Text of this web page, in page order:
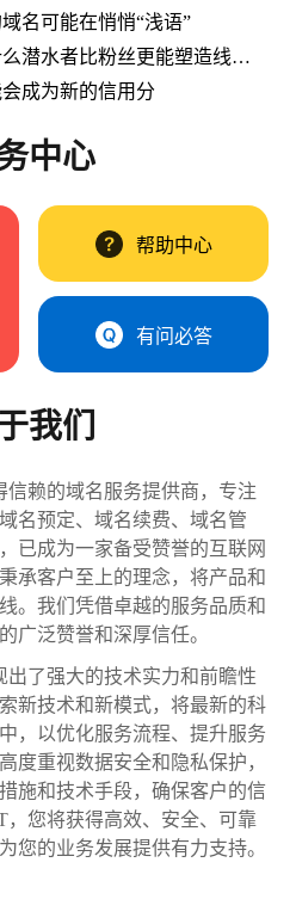
名可能在悄悄“浅语”
[09-03] 沉默的观众：为什么潜水者比粉丝更能塑造线上影响力
成为新的信用分
中心
帮助中心
有问必答
我们
信赖的域名服务提供商，专注
名预定、域名续费、域名管
已成为一家备受赞誉的互联网
承客户至上的理念，将产品和
。我们凭借卓越的服务品质和
广泛赞誉和深厚信任。
出了强大的技术实力和前瞻性
新技术和新模式，将最新的科
，以优化服务流程、提升服务
度重视数据安全和隐私保护，
施和技术手段，确保客户的信
，您将获得高效、安全、可靠
您的业务发展提供有力支持。